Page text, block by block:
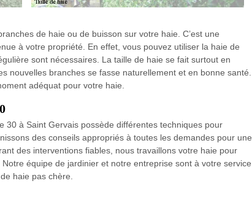
de haie ou de buisson sur votre haie. C’est une
à votre propriété. En effet, vous pouvez utiliser la haie de
sont nécessaires. La taille de haie se fait surtout en
nouvelles branches se fasse naturellement et en bonne santé.
adéquat pour votre haie.
30 à Saint Gervais possède différentes techniques pour
des conseils appropriés à toutes les demandes pour une
des interventions fiables, nous travaillons votre haie pour
équipe de jardinier et notre entreprise sont à votre service
haie pas chère.